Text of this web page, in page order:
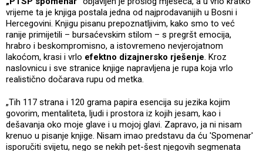
vrijeme ta je knjiga postala jedna od najprodavanijih u Bosni i
Hercegovini. Knjigu pisanu prepoznatljivim, kako smo to već
ranije primijetili – bursaćevskim stilom – s pregršt emocija,
hrabro i beskompromisno, a istovremeno nevjerojatnom
lakoćom, krasi i vrlo efektno dizajnersko rješenje. Kroz
naslovnicu i sve stranice knjige napravljena je rupa koja vrlo
realistično dočarava rupu od metka.
„Tih 117 strana i 120 grama papira esencija su jezika kojim
govorim, mentaliteta, ljudi i prostora iz kojih jesam, kao i
dešavanja oko moje glave i u mojoj glavi. Zapravo, ja ni nisam
krenuo u pisanje knjige. Nisam imao predstavu da ću 'Spomenar'
isporučiti svijetu, nego se nekih pet-šest njegovih segmenata